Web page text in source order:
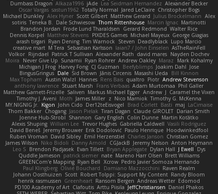
Dumbass Dragon Alkaza1996 jAde Lea Seidman Hernandez Alexander Becker
Oscar Vargas sastun1962 Totally Normal Jared LeClaire Christopher Bogs
Michael Dunkley Alex Hyner Scott Gilbert Matthew Gerard Julius Brockelmann Alex
sotiris Teneka B. Dale Schwiesow Thom Rittenhouse Marcin Ignac Martinotti
Brandon Jordan Frode Lund Tharaldsen Gerard Redmond Walter Rice
Dennis Korpel Matthew Stevens PIXDES Games Michael Mayeux George Giagias
arash tirgari Ryan Dening Tim Warnock Steven Deadlyblack Lupo Marcio
creative mart M Tera Sebastian Karlsson Iaian7 / John Einselen AsTheRainFell
Volkor Rijndael Patrick T Sullivan Alexander Rath david mares Nayden Dochev
Moira
Never Give Up Sunamii Ryan Rohrer Andrew Oakley Maraz
Mark Kohalmy
Michigan J Frog Harvey Fong CJ Guzman Beefyblimps Joakim Dahl Jose
BingusGringus Dale Sid Brown Jānis Circenis Masashi Ueda
Bill Kinnon
Max Topham Austin Walzl Hannes Rens Bais qualtro Piotr Andrew Stevenson
anthony lawrence Stuart Marsh Frans Verbaas Adam Murtomaa Phil Galler
Matthew Garnett-Frizelle Saliven Markus Michael Egger Andrew J Caramel the Vixen
Timothy J. Aveni Moth James Miller z Nico Marniok Timothy G. McKenna
MY.NIGNIG Jr. Kigon John Cido Der12teEisvogel Brad Corlett Basti maj LaCimaise
Thom Bakker Chogang Jason Pielak Tiran Dagan Claude GIROLET Darian Smith
Joenne Hub-Strobl Shannon Gary English Colin Dunne Martin Koťátko
Alexis Shuping William Lee Trevor Hughes Gabriella Caldwell Vasili Rodriguez
David Beneš Jeremy Brouwer Erik Dodolović Paulo Henrique Hoodwinkedfool
Ruben Vroman David Sibley Emil Herzenstiel Charles Janson Christian Gomez
James Wilson Niko Bidoli Danny Arnold CGJackB Jeremy Nelson Anton Heymann
Leo S Brendon Padjasek Evan Tillett Bryan Applegate Dylan Hall J Ewell
Dys
Quddle Jameson patrick siemer nate Mareno Harr Olsen Brett Williams
GREENCom'e Mapping Ryan Bell Xcrow Pedro Javier Somoza Hernando
Paul Klingberg Olivié Bouchard Damiano Mazzocchini Raven Realm
Johann Oosthuizen Scott Robert Tolppi: Support My Content Randy Bloom
henrik rasmussen Greenheart Ransom Bergen Andreas Wetter Edomod
PD100 Academy of Art Clafoutis Arttu Piisila JeffChristiansen Daniel Phakos